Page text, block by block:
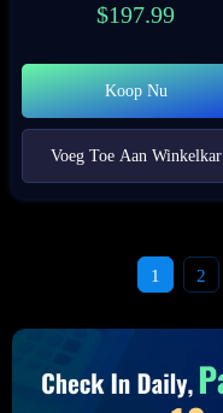
$197.99
Koop Nu
Voeg Toe Aan Winkelkar
1 2